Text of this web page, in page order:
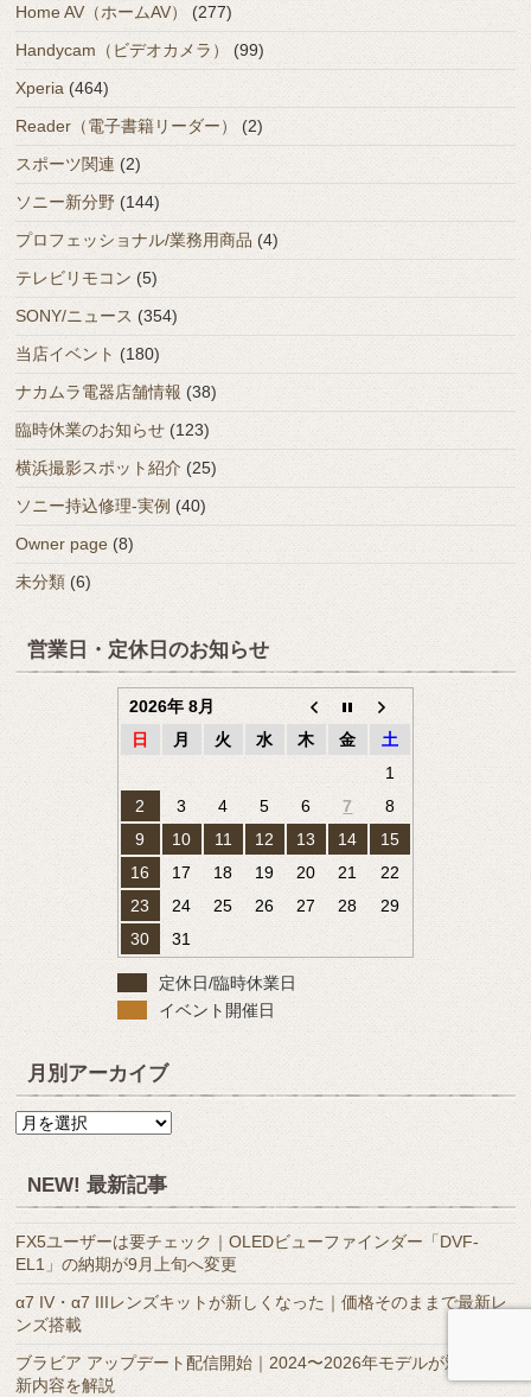
Home AV（ホームAV） (277)
Handycam（ビデオカメラ）
(99)
Xperia (464)
Reader（電子書籍リーダー）
(2)
スポーツ関連 (2)
ソニー新分野 (144)
プロフェッショナル/業務用商品 (4)
テレビリモコン (5)
SONY/ニュース (354)
当店イベント (180)
ナカムラ電器店舗情報 (38)
臨時休業のお知らせ (123)
横浜撮影スポット紹介 (25)
ソニー持込修理-実例 (40)
Owner page (8)
未分類 (6)
営業日・定休日のお知らせ
2026年 8月
日
月 火 水 木 金
土
1
2
3 4 5 6 7
8
9
10 11 12 13 14
15
16
17 18 19 20 21
22
23
24 25 26 27 28
29
30
31
定休日/臨時休業日
イベント開催日
月別アーカイブ
月
ー
カ
イ
ブ
NEW! 最新記事
FX5ユーザーは要チェック｜OLEDビューファインダー「DVF-
EL1」の納期が9月上旬へ変更
α7 IV・α7 IIIレンズキットが新しくなった｜価格そのままで最新レ
ンズ搭載
ブラビア アップデート配信開始｜2024〜2026年モデルが対象、更
新内容を解説